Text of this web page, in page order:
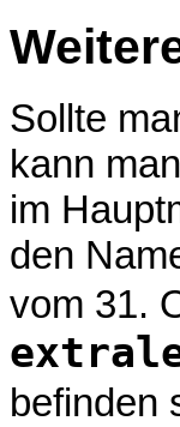
Sollte
kann
im
den
vom 31.
befinden